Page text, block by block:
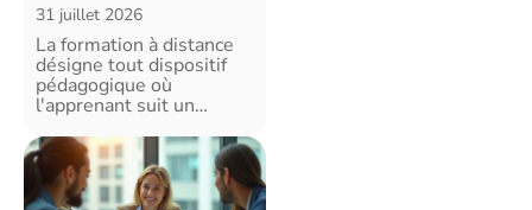
31 juillet 2026
La formation à distance
désigne tout dispositif
pédagogique où
l'apprenant suit un…